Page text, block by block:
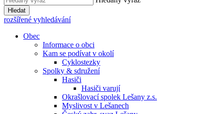
Hledat
rozšířené vyhledávání
Obec
Informace o obci
Kam se podívat v okolí
Cyklostezky
Spolky & sdružení
Hasiči
Hasiči varují
Okrašlovací spolek Lešany z.s.
Myslivost v Lešanech